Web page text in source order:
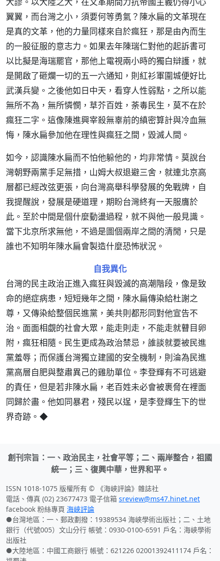
翼翼，而台灣之小，須要何等勇氣？陳水扁的文革現在
是真的文革，他的力量同樣來自於瘋狂，那是由內而生
的一股征服的意志力。如果去年陳瑞仁對他的起訴書可
以比擬是海瑞罷官，那他上電視兩小時的獨白辯護，就
是開啟了砸爛一切的五一六通知，則紅衫軍圍城便好比
武漢兵變。之後他如日中天，看穿人性弱點，之所以能
無所不為，無所憐憫，草芥百姓，荼毒民生，莫不在於
瘋狂二字。這像陳進興宰殺無辜前的縝密算計與冷血無
悔，陳水扁參加他在理性與瘋狂之間，毀滅人間。
如今，認識陳水扁而不怕他躲他的，均非常情。莫說台
灣朝野兩黨手足無措，山姆大叔退避三舍，就連北京高
層都已經改弦更張，向台灣高舉科學發展的免戰牌，自
我提醒說，發展是硬道理，期盼台灣終有一天服膺於
此。至於中間是個什麼動盪過程，就不與他一般見識。
當下北京所求無他，不過是圖個兩岸之間的清閒，只是
誰也不知明年陳水扁會製造什麼恐怖狀況。
自我異化
台灣的民主政治正進入瘋狂與毀滅的高潮階段，像是致
命的絕症病患，短短幾年之間，陳水扁傳染給杜謝之
尊，又傳染給整個民進黨，美共則都形同對他宣告不
治。面面相覷的社會大眾，能走則走，不能走就瞽目卵
附，瘋狂相隨。民生更成為政治禁忌，誰談就要被民進
黨羞辱；而保護台灣獨立建國的安全機制，則淪為民進
黨高層自肥與整肅異己的雞肋單位。李登輝有不可逃避
的責任，但是若非陳水扁，老百姓未必會被裹脅在裡面
同歸於盡。他如同暴君，殘民以逞，是李登輝生下的世
界奇跡。◆
創刊宗旨：一、政治民主，社會平等；二、兩岸整合，祖國
統一；三、復興中華，世界和平。
ISSN 1018-1075 版權所有 © 《海峽評論》雜誌社
電話、傳真 (02) 23677473 電子信箱 sreview@ms47.hinet.net
facebook 粉絲專頁 海峽評論
●台灣地區：一、郵政劃撥：19389534 海峽學術出版社；二、土地
銀行（代號005）文山分行 帳號：0930-0100-6591 戶名：海峽學術
出版社
●大陸地區：中國工商銀行 帳號：621226 02001392411174 戶名：